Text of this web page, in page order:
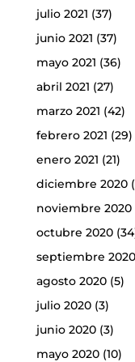
julio 2021 (37)
junio 2021 (37)
mayo 2021 (36)
abril 2021 (27)
marzo 2021 (42)
febrero 2021 (29)
enero 2021 (21)
diciembre 2020
noviembre 2020
octubre 2020
septiembre 2020
agosto 2020(5)
julio 2020(3)
junio 2020(3)
mayo 2020(10)